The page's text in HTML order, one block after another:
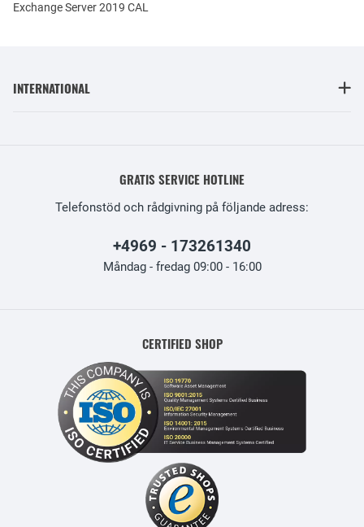
Exchange Server 2019 CAL
INTERNATIONAL
GRATIS SERVICE HOTLINE
Telefonstöd och rådgivning på följande adress:
+4969 - 173261340
Måndag - fredag 09:00 - 16:00
CERTIFIED SHOP